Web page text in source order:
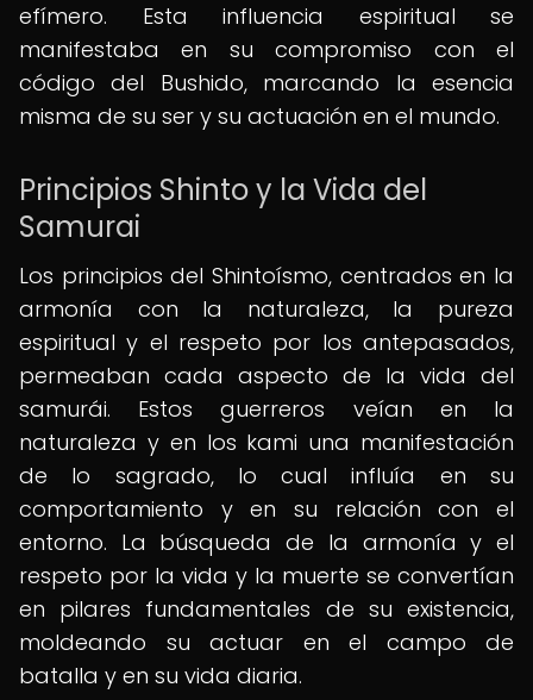
efímero. Esta influencia espiritual se
manifestaba en su compromiso con el
código del Bushido, marcando la esencia
misma de su ser y su actuación en el mundo.
Principios Shinto y la Vida del
Samurai
Los principios del Shintoísmo, centrados en la
armonía con la naturaleza, la pureza
espiritual y el respeto por los antepasados,
permeaban cada aspecto de la vida del
samurái. Estos guerreros veían en la
naturaleza y en los kami una manifestación
de lo sagrado, lo cual influía en su
comportamiento y en su relación con el
entorno. La búsqueda de la armonía y el
respeto por la vida y la muerte se convertían
en pilares fundamentales de su existencia,
moldeando su actuar en el campo de
batalla y en su vida diaria.